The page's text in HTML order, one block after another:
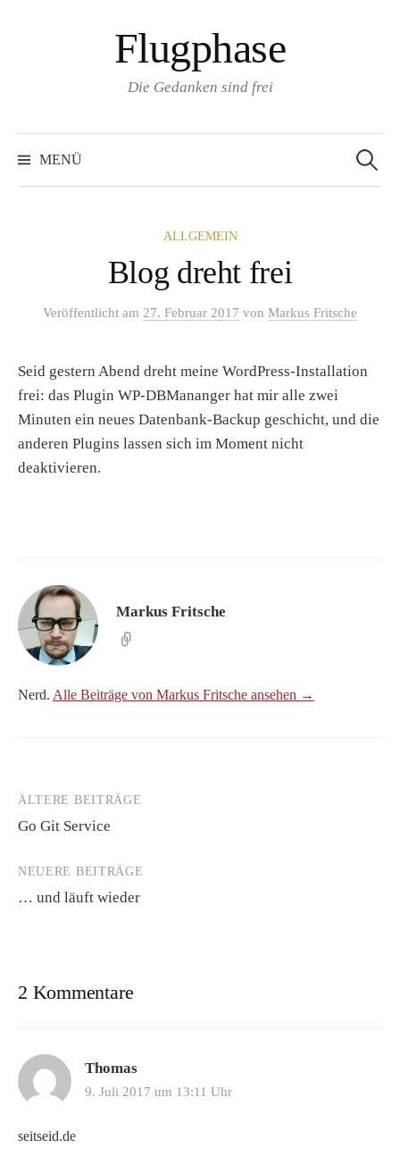
Flugphase
Die Gedanken sind frei
MENÜ
nach:
ALLGEMEIN
Blog dreht frei
Veröffentlicht am 27. Februar 2017 von Markus Fritsche
Seid gestern Abend dreht meine WordPress-Installation
frei: das Plugin WP-DBMananger hat mir alle zwei
Minuten ein neues Datenbank-Backup geschicht, und die
anderen Plugins lassen sich im Moment nicht
deaktivieren.
Markus Fritsche
Nerd. Alle Beiträge von Markus Fritsche ansehen →
Beitragsnavigation
ÄLTERE BEITRÄGE
Go Git Service
NEUERE BEITRÄGE
… und läuft wieder
2 Kommentare
Thomas
9. Juli 2017 um 13:11 Uhr
seitseid.de